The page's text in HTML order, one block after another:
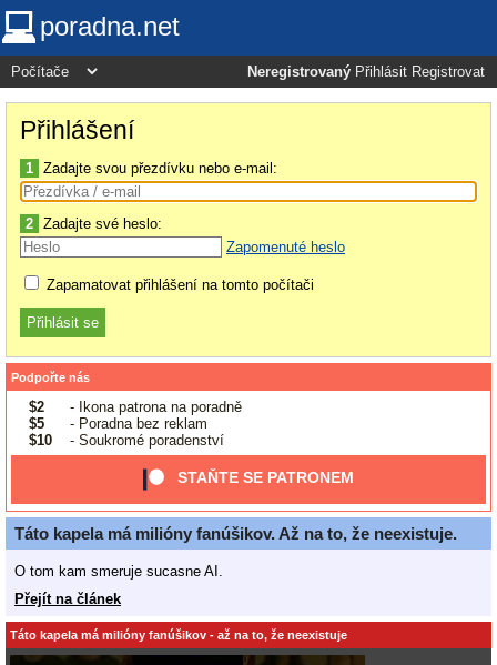
poradna.net
Neregistrovaný Přihlásit Registrovat
Přihlášení
1 Zadajte svou přezdívku nebo e-mail:
2 Zadajte své heslo:
Zapomenuté heslo
Zapamatovat přihlášení na tomto počítači
Podpořte nás
$2
- Ikona patrona na poradně
$5
- Poradna bez reklam
$10
- Soukromé poradenství
STAŇTE SE PATRONEM
Táto kapela má milióny fanúšikov. Až na to, že neexistuje.
O tom kam smeruje sucasne AI.
Přejít na článek
Táto kapela má milióny fanúšikov - až na to, že neexistuje